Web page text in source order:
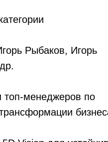
Рыбаков, Игорь
топ-менеджеров по